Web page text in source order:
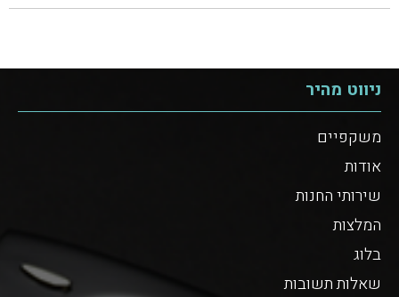
ניווט מהיר
משקפיים
אודות
שירותי החנות
המלצות
בלוג
שאלות תשובות